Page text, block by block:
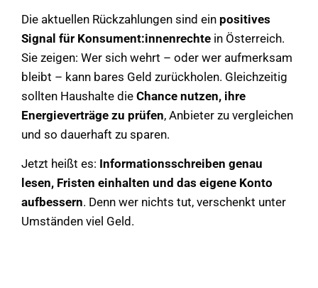
Die aktuellen Rückzahlungen sind ein positives
Signal für Konsument:innenrechte in Österreich.
Sie zeigen: Wer sich wehrt – oder wer aufmerksam
bleibt – kann bares Geld zurückholen. Gleichzeitig
sollten Haushalte die Chance nutzen, ihre
Energieverträge zu prüfen, Anbieter zu vergleichen
und so dauerhaft zu sparen.
Jetzt heißt es: Informationsschreiben genau
lesen, Fristen einhalten und das eigene Konto
aufbessern. Denn wer nichts tut, verschenkt unter
Umständen viel Geld.